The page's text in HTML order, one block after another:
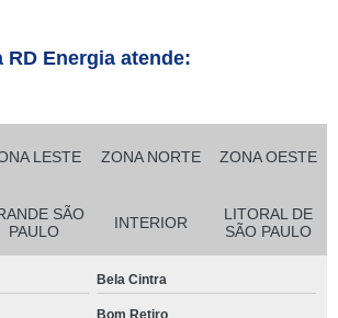
RD Energia atende:
LESTE ZONA NORTE ZONA OESTE
SÃO
PAULO
INTERIOR
LITORAL DE
SÃO PAULO
Bela Cintra
Bom Retiro